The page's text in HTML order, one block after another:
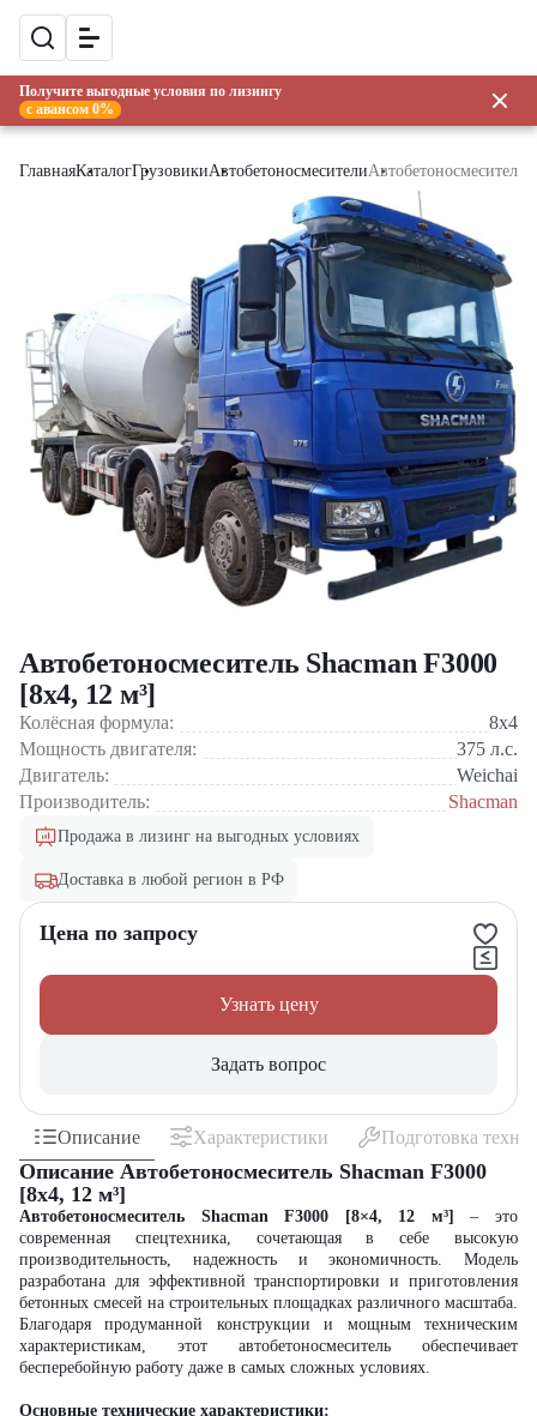
Получите выгодные условия по лизингу
с авансом 0%
ГлавнаяКаталогГрузовикиАвтобетоносмесителиАвтобетоносмеситель
Автобетоносмеситель Shacman F3000
[8x4, 12 м³]
Колёсная формула:
8x4
Мощность двигателя:
375 л.с.
Двигатель:
Weichai
Производитель:
Shacman
Продажа в лизинг на выгодных условиях
Доставка в любой регион в РФ
Цена по запросу
Узнать цену
Задать вопрос
Описание Характеристики Подготовка
Описание Автобетоносмеситель Shacman F3000
[8x4, 12 м³]
Автобетоносмеситель Shacman F3000 [8×4, 12 м³]
– это
современная спецтехника, сочетающая в себе высокую
производительность, надежность и экономичность. Модель
разработана для эффективной транспортировки и приготовления
бетонных смесей на строительных площадках различного масштаба.
Благодаря продуманной конструкции и мощным техническим
характеристикам, этот автобетоносмеситель обеспечивает
бесперебойную работу даже в самых сложных условиях.
Основные технические характеристики: